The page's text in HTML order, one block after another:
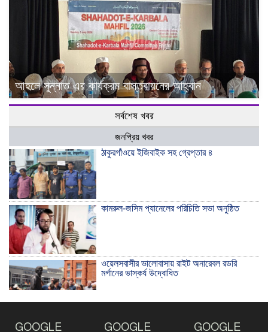
আহলে সুন্নাত এর কার্যক্রম বাস্তবায়নের আহ্বান
সর্বশেষ খবর
জনপ্রিয় খবর
ঠাকুরগাঁওয়ে ইজিবাইক সহ গ্রেপ্তার ৪
কামরুল-জসিম প্যানেলের পরিচিতি সভা অনুষ্ঠিত
ওয়েলসবাসীর ভালোবাসায় রাইট অনারেবল রডরি
মর্গানের ভাস্কর্য উদ্বোধিত
GOOGLE GOOGLE GOOGLE